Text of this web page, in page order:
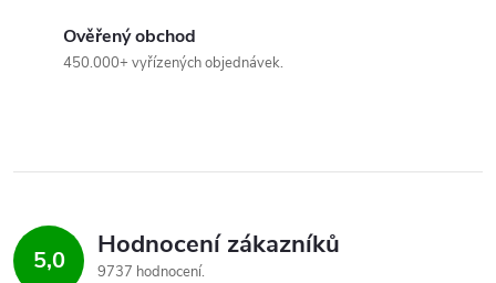
Ověřený obchod
450.000+ vyřízených objednávek.
5,0 Hodnocení zákazníků
9737 hodnocení